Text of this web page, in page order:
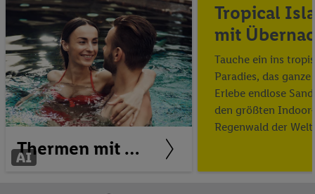
Thermen mit Übernachtung
Tropical
mit
Tauche ein ins
Paradies, das
Erlebe endlose
den größten Indoor-
Regenwald der